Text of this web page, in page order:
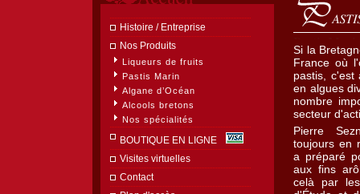
Histoire / Entreprise
Nos Produits
Liqueurs de fruits
Pastis Marin
Algane d’Océan
Alcools bretons
Nos spécialités
BOUTIQUE EN LIGNE
Visites virtuelles
Contact
Si la
France où
pastis, c'est
en algues
nombre
secteur
Pierre
toujours en
a préparé
aux fins
celà par